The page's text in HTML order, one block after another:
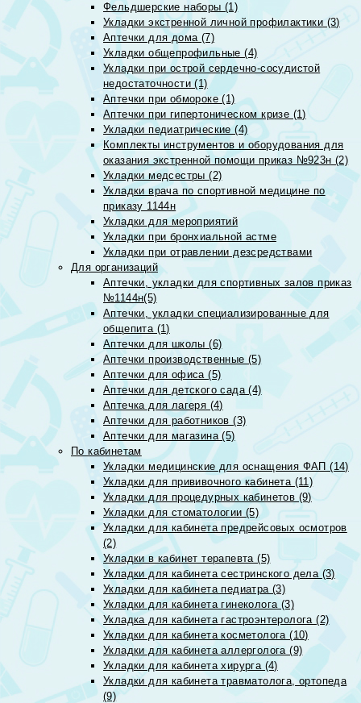
Фельдшерские наборы (1)
Укладки экстренной личной профилактики (3)
Аптечки для дома (7)
Укладки общепрофильные (4)
Укладки при острой сердечно-сосудистой
недостаточности (1)
Аптечки при обмороке (1)
Аптечки при гипертоническом кризе (1)
Укладки педиатрические (4)
Комплекты инструментов и оборудования для
оказания экстренной помощи приказ №923н (2)
Укладки медсестры (2)
Укладки врача по спортивной медицине по
приказу 1144н
Укладки для мероприятий
Укладки при бронхиальной астме
Укладки при отравлении дезсредствами
Для организаций
Аптечки, укладки для спортивных залов приказ
№1144н(5)
Аптечки, укладки специализированные для
общепита (1)
Аптечки для школы (6)
Аптечки производственные (5)
Аптечки для офиса (5)
Аптечки для детского сада (4)
Аптечка для лагеря (4)
Аптечки для работников (3)
Аптечки для магазина (5)
По кабинетам
Укладки медицинские для оснащения ФАП (14)
Укладки для прививочного кабинета (11)
Укладки для процедурных кабинетов (9)
Укладки для стоматологии (5)
Укладки для кабинета предрейсовых осмотров
(2)
Укладки в кабинет терапевта (5)
Укладки для кабинета сестринского дела (3)
Укладки для кабинета педиатра (3)
Укладки для кабинета гинеколога (3)
Укладка для кабинета гастроэнтеролога (2)
Укладки для кабинета косметолога (10)
Укладки для кабинета аллерголога (9)
Укладки для кабинета хирурга (4)
Укладки для кабинета травматолога, ортопеда
(9)